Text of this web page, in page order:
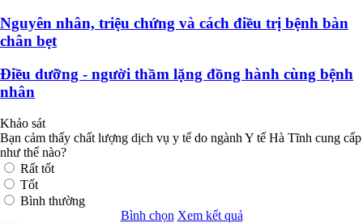
Nguyên nhân, triệu chứng và cách điều trị bệnh bàn
chân bẹt
Điều dưỡng - người thầm lặng đồng hành cùng bệnh
nhân
Khảo sát
Bạn cảm thấy chất lượng dịch vụ y tế do ngành Y tế Hà Tĩnh cung cấp
như thế nào?
Rất tốt
Tốt
Bình thường
Bình chọn Xem kết quả